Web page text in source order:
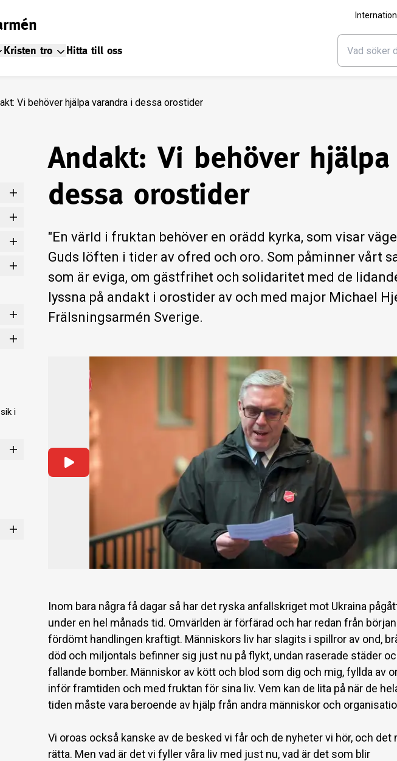
Kristen tro Hitta till oss
Vi behöver hjälpa varandra i dessa orostider
i
Andakt: Vi behöver
dessa orostider
"En värld i fruktan behöver en orädd kyrka, som visar
Guds löften i tider av ofred och oro. Som påminner vårt
som är eviga, om gästfrihet och solidaritet med de
lyssna på andakt i orostider av och med major Michael
Frälsningsarmén Sverige.
Inom bara några få dagar så har det ryska anfallskriget mot Ukraina
under en hel månads tid. Omvärlden är förfärad och har redan från början
fördömt handlingen kraftigt. Människors liv har slagits i spillror av ond,
död och miljontals befinner sig just nu på flykt, undan raserade städer
fallande bomber. Människor av kött och blod som dig och mig, fyllda av
inför framtiden och med fruktan för sina liv. Vem kan de lita på när de
tiden måste vara beroende av hjälp från andra människor och
Vi oroas också kanske av de besked vi får och de nyheter vi hör, och det
rätta. Men vad är det vi fyller våra liv med just nu, vad är det som blir